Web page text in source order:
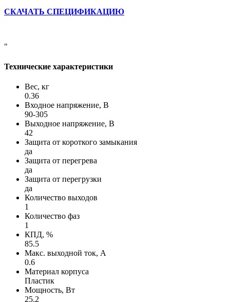
СКАЧАТЬ СПЕЦИФИКАЦИЮ
"
Технические характеристики
Вес, кг
0.36
Входное напряжение, В
90-305
Выходное напряжение, В
42
Защита от короткого замыкания
да
Защита от перегрева
да
Защита от перегрузки
да
Количество выходов
1
Количество фаз
1
КПД, %
85.5
Макс. выходной ток, А
0.6
Материал корпуса
Пластик
Мощность, Вт
25.2